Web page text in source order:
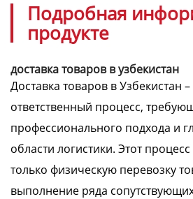
Подробная
продукте
доставка товаров в узбекистан
Доставка товаров в Узбекистан
ответственный процесс,
профессионального подхода и
области логистики. Этот
только физическую перевозку
выполнение ряда